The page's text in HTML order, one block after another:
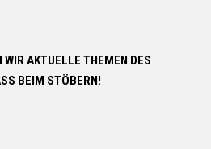
WIR AKTUELLE THEMEN DES
BEIM STÖBERN!